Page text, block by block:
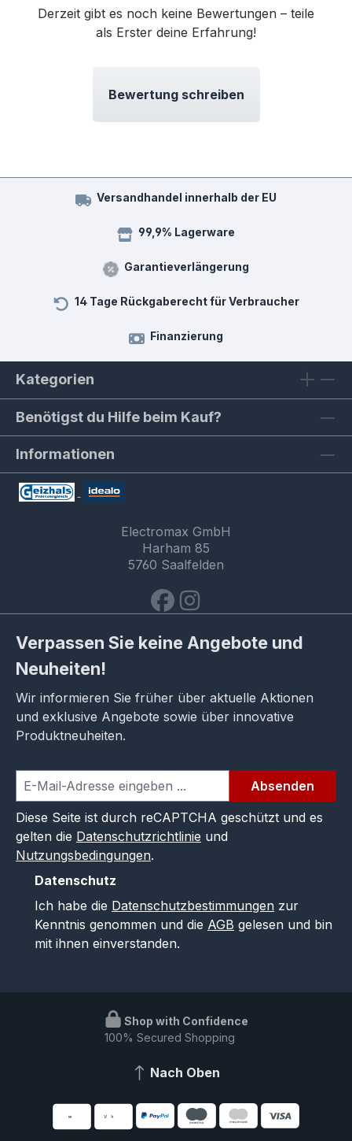
Derzeit gibt es noch keine Bewertungen – teile
als Erster deine Erfahrung!
Bewertung schreiben
Versandhandel innerhalb der EU
99,9% Lagerware
Garantieverlängerung
14 Tage Rückgaberecht für Verbraucher
Finanzierung
Kategorien
Benötigst du Hilfe beim Kauf?
Informationen
Electromax GmbH
Harham 85
5760 Saalfelden
Verpassen Sie keine Angebote und
Neuheiten!
Wir informieren Sie früher über aktuelle Aktionen
und exklusive Angebote sowie über innovative
Produktneuheiten.
Absenden
Diese Seite ist durch reCAPTCHA geschützt und es
gelten die Datenschutzrichtlinie und
Nutzungsbedingungen.
Datenschutz
Ich habe die Datenschutzbestimmungen zur
Kenntnis genommen und die AGB gelesen und bin
mit ihnen einverstanden.
Shop with Confidence
100% Secured Shopping
Nach Oben